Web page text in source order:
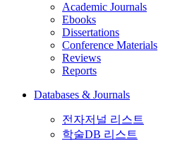
Academic Journals
Ebooks
Dissertations
Conference Materials
Reviews
Reports
Databases & Journals
전자저널 리스트
학술DB 리스트